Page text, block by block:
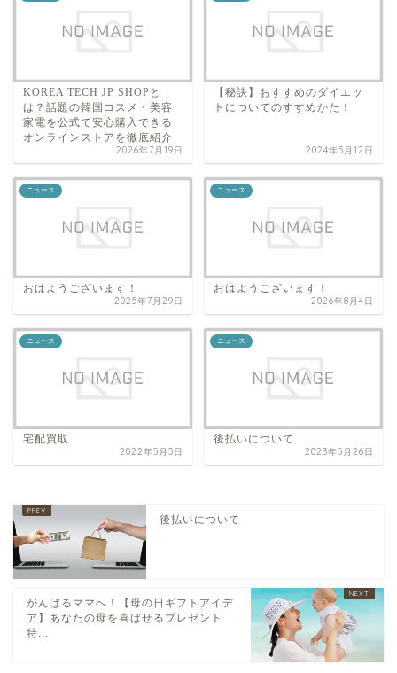
KOREA TECH JP SHOPと
は？話題の韓国コスメ・美容
家電を公式で安心購入できる
オンラインストアを徹底紹介
2026年7月19日
【秘訣】おすすめのダイエッ
トについてのすすめかた！
2024年5月12日
ニュース
おはようございます！
2025年7月29日
ニュース
おはようございます！
2026年8月4日
ニュース
宅配買取
2022年5月5日
ニュース
後払いについて
2023年5月26日
後払いについて
がんばるママへ！【母の日ギフトアイデ
ア】あなたの母を喜ばせるプレゼント
特...